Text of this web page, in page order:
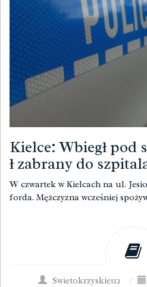
Kielce: Wbiegł pod
ł zabrany do
W czwartek w Kielcach na ul.
forda. Mężczyzna wcześniej
Swietokrzyskie112 /